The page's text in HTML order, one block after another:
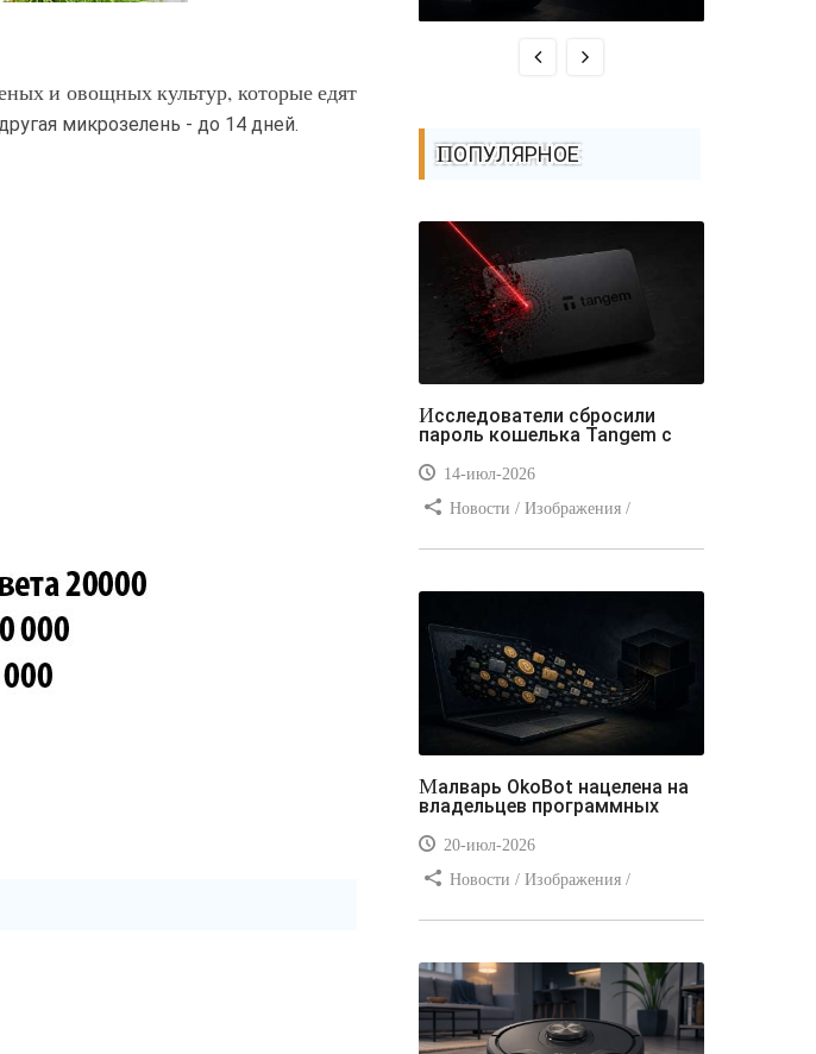
и овощных культур, которые едят
микрозелень - до 14 дней.
ПОПУЛЯРНОЕ
Исследователи сбросили
пароль кошелька Tangem с
14-июл-2026
Новости / Изображения /
/ Вёрстка / Видео уроки
Малварь OkoBot нацелена на
владельцев программных
20-июл-2026
Новости / Изображения /
Самоучитель CSS / Линии и рамки /
Видео уроки / Заработок